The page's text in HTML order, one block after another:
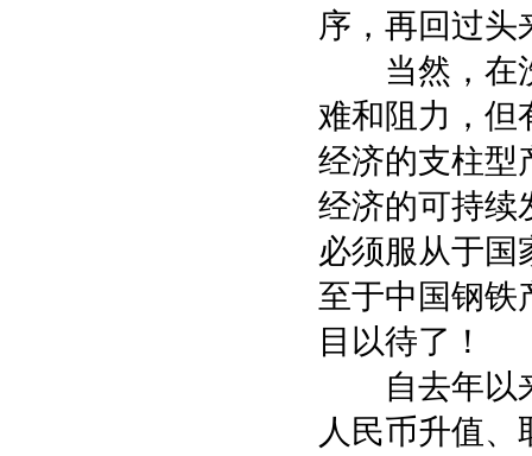
序，再回过头
当然，在洗
难和阻力，但
经济的支柱型
经济的可持续
必须服从于国
至于中国钢铁
目以待了！
自去年以来
人民币升值